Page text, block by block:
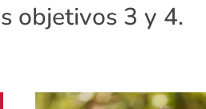
objetivos 3 y 4.